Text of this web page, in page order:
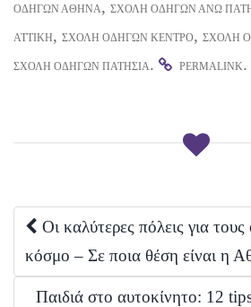
)
ΟΔΗΓΏΝ ΑΘΉΝΑ, ΣΧΟΛΉ ΟΔΗΓΏΝ ΆΝΩ
ΑΤΤΙΚΉ, ΣΧΟΛΉ ΟΔΗΓΏΝ ΚΈΝΤΡΟ, ΣΧΟΛΉ
ΣΧΟΛΉ ΟΔΗΓΏΝ ΠΑΤΉΣΙΑ. PERMALINK.
Post
navigation
Οι καλύτερες πόλεις για
κόσμο – Σε ποια θέση είναι η
Παιδιά στο αυτοκίνητο: 12 tips